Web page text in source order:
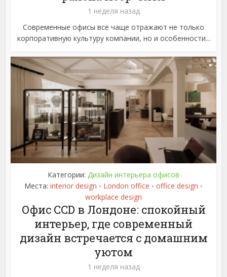
1 неделя назад
Современные офисы все чаще отражают не только
корпоративную культуру компании, но и особенности...
Категории: Дизайн интерьера офисов
Места: interior design • London office • office design •
workplace design
Офис CCD в Лондоне: спокойный
интерьер, где современный
дизайн встречается с домашним
уютом
1 неделя назад